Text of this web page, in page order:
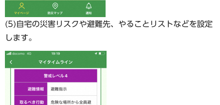
(5)自宅の災害リスクや避難先、やることリストなどを設定
します。